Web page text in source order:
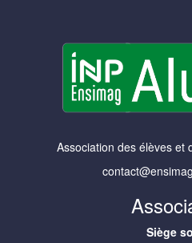
Association des élèves et
Siège